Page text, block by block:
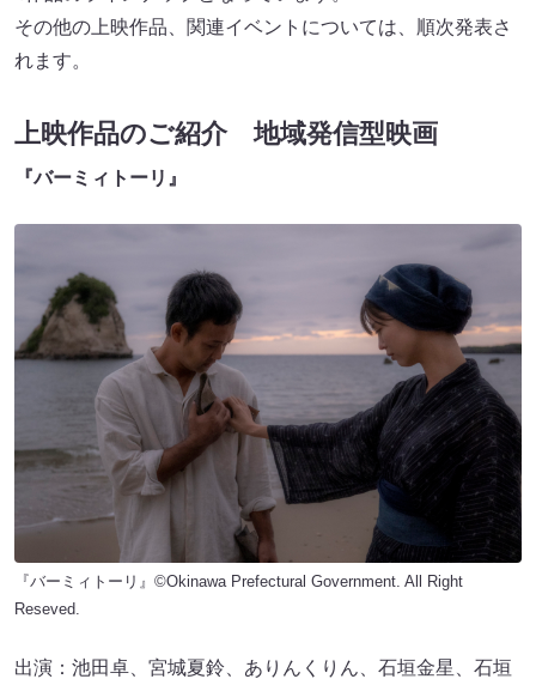
その他の上映作品、関連イベントについては、順次発表さ
れます。
上映作品のご紹介 地域発信型映画
『バーミィトーリ』
『バーミィトーリ』©Okinawa Prefectural Government. All Right
Reseved.
出演：池田卓、宮城夏鈴、ありんくりん、石垣金星、石垣